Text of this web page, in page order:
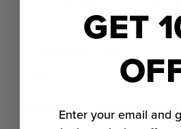
GET
Enter your email and